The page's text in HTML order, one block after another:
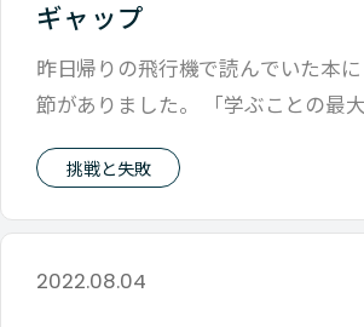
ギャップ
昨日帰りの飛行機で読んでいた本
節がありました。 「学ぶことの最
挑戦と失敗
2022.08.04